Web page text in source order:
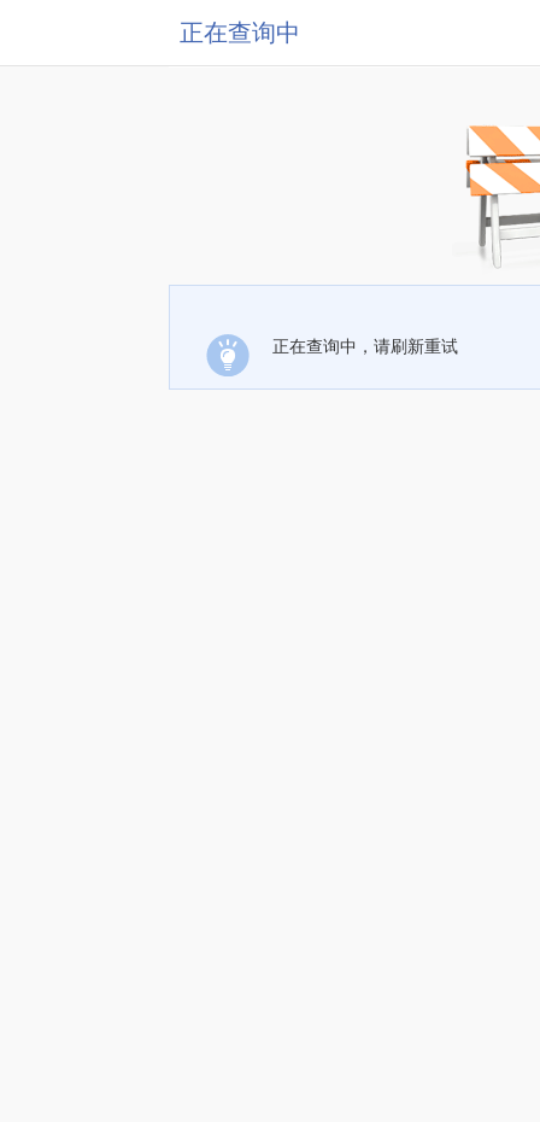
正在查询中
正在查询中，请刷新重试